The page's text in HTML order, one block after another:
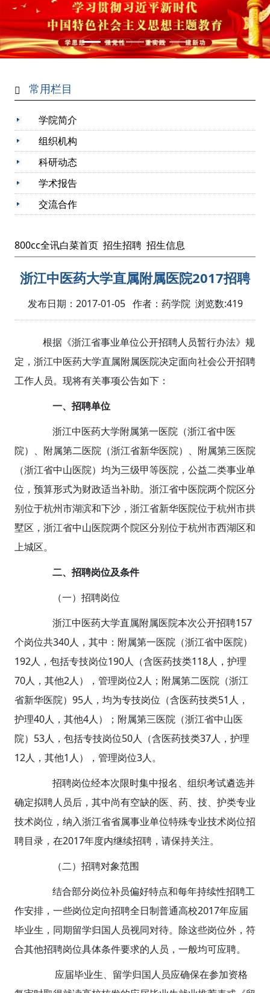
常用栏目
学院简介
组织机构
科研动态
学术报告
交流合作
800cc全讯白菜首页 招生招聘 招生信息
浙江中医药大学直属附属医院2017招聘
发布日期：2017-01-05 作者：药学院 浏览数:419
根据《浙江省事业单位公开招聘人员暂行办法》规
定，浙江中医药大学直属附属医院决定面向社会公开招聘
工作人员。现将有关事项公告如下：
一、招聘单位
浙江中医药大学附属第一医院（浙江省中医
院）、附属第二医院（浙江省新华医院）、附属第三医院
（浙江省中山医院）均为三级甲等医院，公益二类事业单
位，预算形式为财政适当补助。浙江省中医院两个院区分
别位于杭州市湖滨和下沙，浙江省新华医院位于杭州市拱
墅区，浙江省中山医院两个院区分别位于杭州市西湖区和
上城区。
二、招聘岗位及条件
（一）招聘岗位
浙江中医药大学直属附属医院本次公开招聘157
个岗位共340人，其中：附属第一医院（浙江省中医院）
192人，包括专技岗位190人（含医药技类118人，护理
70人，其他2人），管理岗位2人；附属第二医院（浙江
省新华医院）95人，均为专技岗位（含医药技类51人，
护理40人，其他4人）；附属第三医院（浙江省中山医
院）53人，包括专技岗位50人（含医药技类37人，护理
12人，其他1人），管理岗位3人。
招聘岗位经本次限时集中报名、组织考试遴选并
确定拟聘人员后，其中尚有空缺的医、药、技、护类专业
技术岗位，纳入浙江省省属事业单位特殊专业技术岗位招
聘目录，在2017年度内继续招聘，请保持关注。
（二）招聘对象范围
结合部分岗位补员偏好特点和每年持续性招聘工
作安排，一些岗位定向招聘全日制普通高校2017年应届
毕业生，同期留学归国人员视同对待。除这些岗位外，符
合其他招聘岗位具体条件要求的人员，一般均可应聘。
应届毕业生、留学归国人员应确保在参加资格